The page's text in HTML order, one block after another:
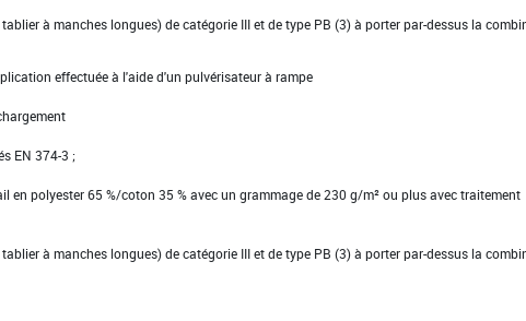
à manches longues) de catégorie III et de type PB (3) à porter par-dessus la
effectuée à l'aide d'un pulvérisateur à rampe
EN 374-3 ;
en polyester 65 %/coton 35 % avec un grammage de 230 g/m² ou plus avec traitement
à manches longues) de catégorie III et de type PB (3) à porter par-dessus la